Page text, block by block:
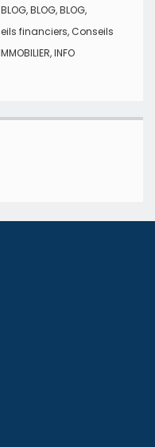
BLOG,BLOG,BLOG,
financiers,Conseils
,INFO